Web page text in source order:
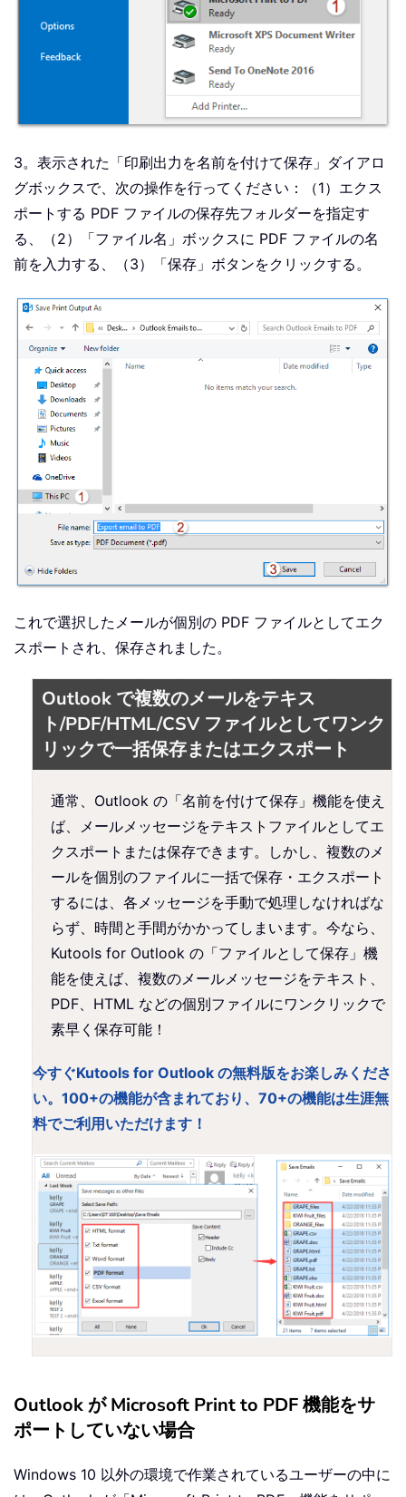
3。表示された「印刷出力を名前を付けて保存」ダイアロ
グボックスで、次の操作を行ってください：（1）エクス
ポートする PDF ファイルの保存先フォルダーを指定す
る、（2）「ファイル名」ボックスに PDF ファイルの名
前を入力する、（3）「保存」ボタンをクリックする。
これで選択したメールが個別の PDF ファイルとしてエク
スポートされ、保存されました。
Outlook で複数のメールをテキス
ト/PDF/HTML/CSV ファイルとしてワンク
リックで一括保存またはエクスポート
通常、Outlook の「名前を付けて保存」機能を使え
ば、メールメッセージをテキストファイルとしてエ
クスポートまたは保存できます。しかし、複数のメ
ールを個別のファイルに一括で保存・エクスポート
するには、各メッセージを手動で処理しなければな
らず、時間と手間がかかってしまいます。今なら、
Kutools for Outlook の「ファイルとして保存」機
能を使えば、複数のメールメッセージをテキスト、
PDF、HTML などの個別ファイルにワンクリックで
素早く保存可能！
今すぐKutools for Outlook の無料版をお楽しみくださ
い。100+の機能が含まれており、70+の機能は生涯無
料でご利用いただけます！
Outlook が Microsoft Print to PDF 機能をサ
ポートしていない場合
Windows 10 以外の環境で作業されているユーザーの中に